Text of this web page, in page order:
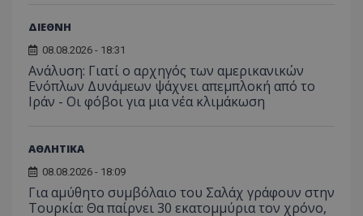
ΔΙΕΘΝΗ
08.08.2026 - 18:31
Ανάλυση: Γιατί ο αρχηγός των αμερικανικών
Ενόπλων Δυνάμεων ψάχνει απεμπλοκή από το
Ιράν - Οι φόβοι για μια νέα κλιμάκωση
ΑΘΛΗΤΙΚΑ
08.08.2026 - 18:09
Για αμύθητο συμβόλαιο του Σαλάχ γράφουν στην
Τουρκία: Θα παίρνει 30 εκατομμύρια τον χρόνο,